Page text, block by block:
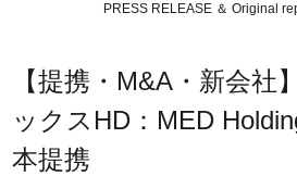
PRESS RELEASE ＆ Original
【提携・M&A・新会社
ックスHD：MED
本提携